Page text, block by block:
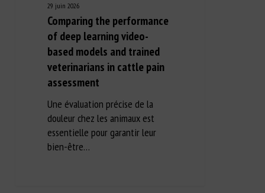
29 juin 2026
Comparing the performance
of deep learning video-
based models and trained
veterinarians in cattle pain
assessment
Une évaluation précise de la
douleur chez les animaux est
essentielle pour garantir leur
bien-être…